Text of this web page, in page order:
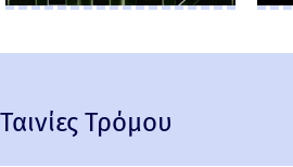
Ταινίες Τρόμου